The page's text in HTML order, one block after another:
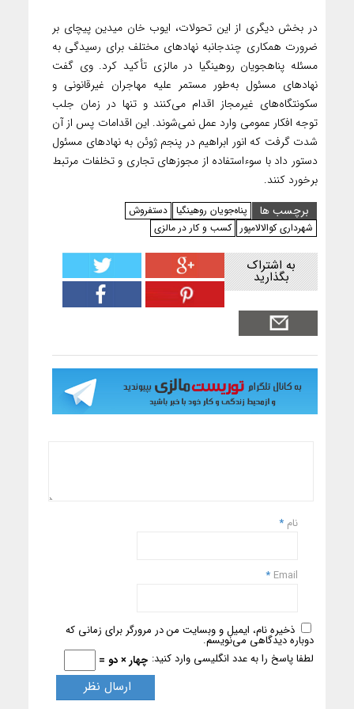
در بخش دیگری از این تحولات، ایوب خان میدین پیچای بر
ضرورت همکاری چندجانبه نهادهای مختلف برای رسیدگی به
مسئله پناهجویان روهینگیا در مالزی تأکید کرد. وی گفت
نهادهای مسئول به‌طور مستمر علیه مهاجران غیرقانونی و
سکونتگاه‌های غیرمجاز اقدام می‌کنند و تنها در زمان جلب
توجه افکار عمومی وارد عمل نمی‌شوند. این اقدامات پس از آن
شدت گرفت که انور ابراهیم در پنجم ژوئن به نهادهای مسئول
دستور داد با سوءاستفاده از مجوزهای تجاری و تخلفات مرتبط
برخورد کنند.
برچسب ها
پناه‌جویان روهینگیا دستفروش
شهرداری کوالالامپور کسب و کار در مالزی
به اشتراک
بگذارید
نام *
Email
*
ذخیره نام، ایمیل و وبسایت من در مرورگر برای زمانی که
دوباره دیدگاهی می‌نویسم.
لطفا پاسخ را به عدد انگلیسی وارد کنید: چهار × دو =